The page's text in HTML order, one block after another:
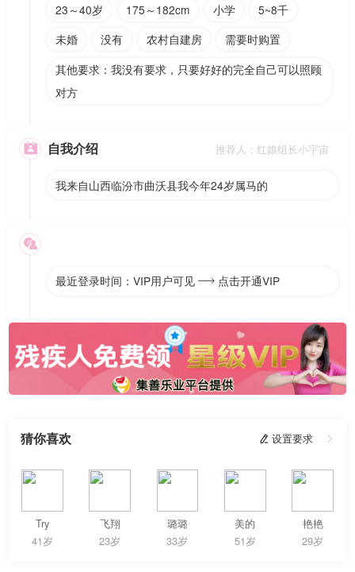
23～40岁 175～182cm 小学
5~8千
未婚
没有 农村自建房
需要时购置
其他要求：我没有要求，只要好好的完全自己可以照顾
对方
 自我介绍 推荐人：红娘组长小宇宙
我来自山西临汾市曲沃县我今年24岁属马的

最近登录时间：VIP用户可见  点击开通VIP
猜你喜欢  设置要求 
Try
41岁
飞翔
23岁
璐璐
33岁
美的
51岁
艳艳
29岁